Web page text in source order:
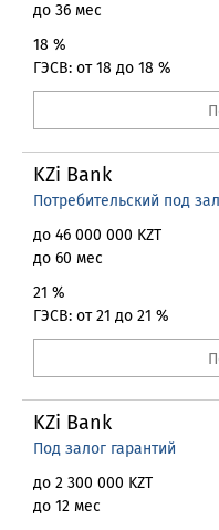
до 36 мес
18 %
ГЭСВ: от 18 до 18 %
KZi Bank
Потребительский под
до 46 000 000 KZT
до 60 мес
21 %
ГЭСВ: от 21 до 21 %
KZi Bank
Под залог гарантий
до 2 300 000 KZT
до 12 мес